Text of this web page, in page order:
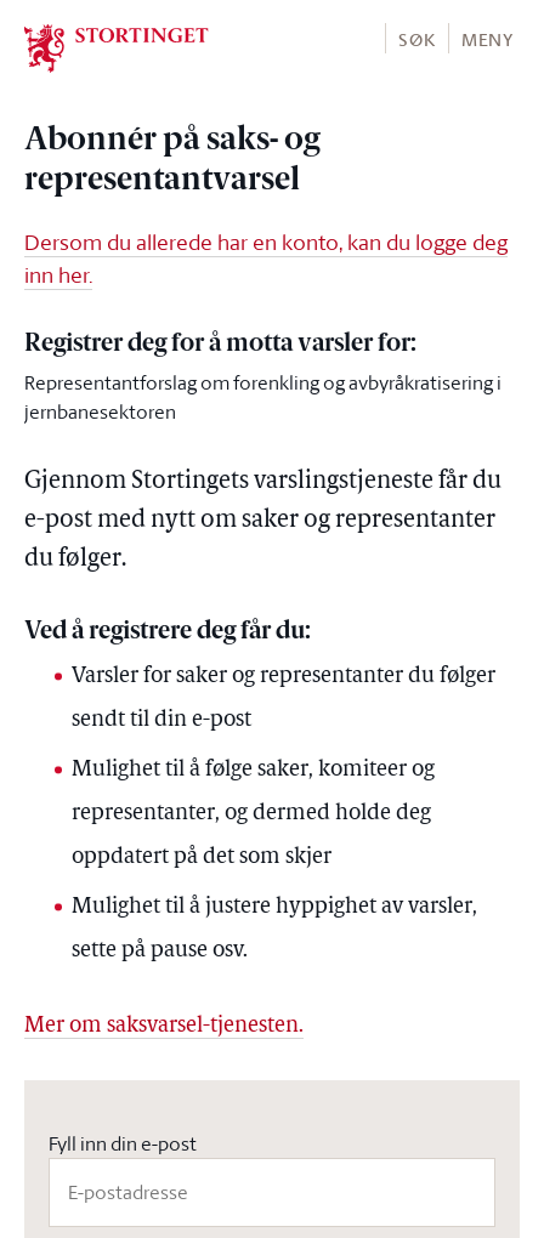
Stortinget.no
SØK MENY
Abonnér på saks- og
representantvarsel
Dersom du allerede har en konto, kan du logge deg
inn her.
Registrer deg for å motta varsler for:
Representantforslag om forenkling og avbyråkratisering i
jernbanesektoren
Gjennom Stortingets varslingstjeneste får du
e-post med nytt om saker og representanter
du følger.
Ved å registrere deg får du:
Varsler for saker og representanter du følger
sendt til din e-post
Mulighet til å følge saker, komiteer og
representanter, og dermed holde deg
oppdatert på det som skjer
Mulighet til å justere hyppighet av varsler,
sette på pause osv.
Mer om saksvarsel-tjenesten.
Fyll inn din e-post